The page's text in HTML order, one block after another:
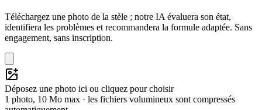
Téléchargez une photo de la stèle ; notre IA évaluera son état,
identifiera les problèmes et recommandera la formule adaptée. Sans
engagement, sans inscription.
Déposez une photo ici ou cliquez pour choisir
1 photo, 10 Mo max · les fichiers volumineux sont compressés